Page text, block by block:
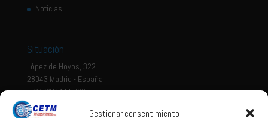
Gestionar consentimiento
Noticias
Situación
López de Hoyos, 322
28043 Madrid - España
+ 34 917 444 700